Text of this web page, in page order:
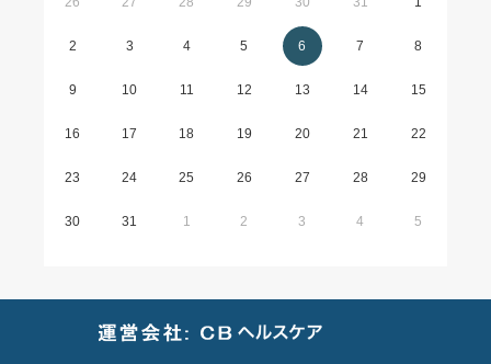
2 3 4 5 6 7 8
9 10 11 12 13 14 15
16 17 18 19 20 21 22
23 24 25 26 27 28 29
30 31 1 2 3 4 5